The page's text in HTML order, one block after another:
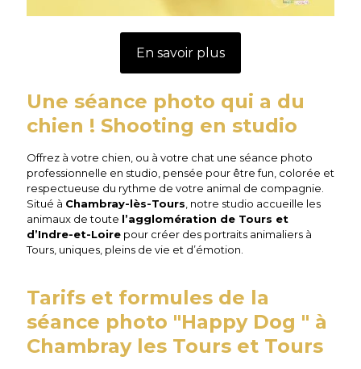
En savoir plus
Une séance photo qui a du
chien ! Shooting en studio
Offrez à votre chien, ou à votre chat une séance photo
professionnelle en studio, pensée pour être fun, colorée et
respectueuse du rythme de votre animal de compagnie.
Situé à Chambray-lès-Tours , notre studio accueille les
animaux de toute l’agglomération de Tours et
d’Indre-et-Loire pour créer des portraits animaliers à
Tours, uniques, pleins de vie et d’émotion.
Tarifs et formules de la
séance photo "Happy Dog " à
Chambray les Tours et Tours